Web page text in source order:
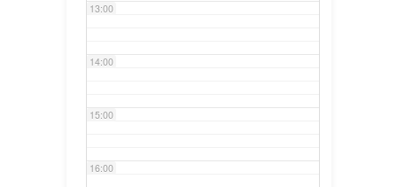
13:00
14:00
15:00
16:00